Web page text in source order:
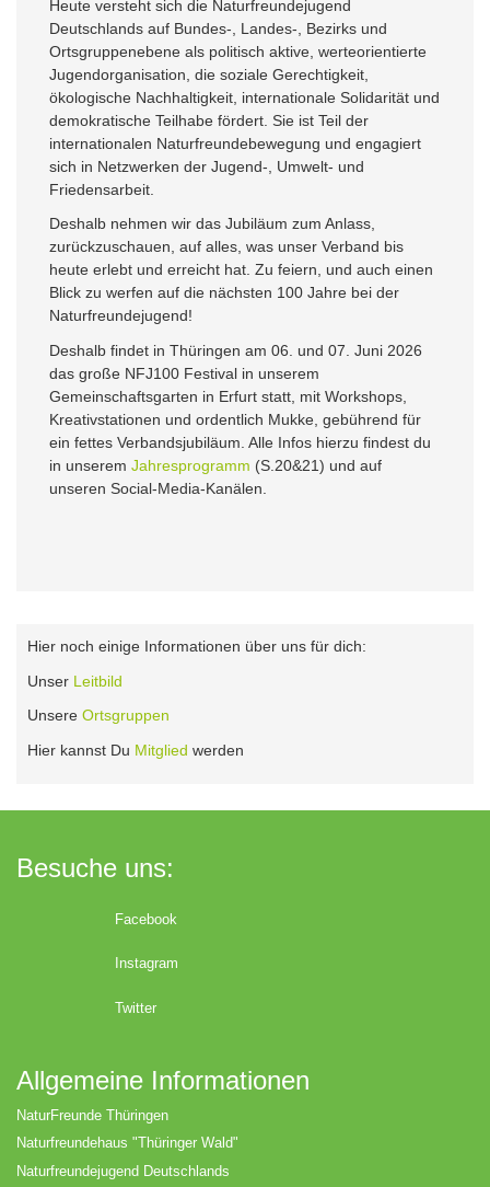
Heute versteht sich die Naturfreundejugend
Deutschlands auf Bundes-, Landes-, Bezirks und
Ortsgruppenebene als politisch aktive, werteorientierte
Jugendorganisation, die soziale Gerechtigkeit,
ökologische Nachhaltigkeit, internationale Solidarität und
demokratische Teilhabe fördert. Sie ist Teil der
internationalen Naturfreundebewegung und engagiert
sich in Netzwerken der Jugend-, Umwelt- und
Friedensarbeit.
Deshalb nehmen wir das Jubiläum zum Anlass,
zurückzuschauen, auf alles, was unser Verband bis
heute erlebt und erreicht hat. Zu feiern, und auch einen
Blick zu werfen auf die nächsten 100 Jahre bei der
Naturfreundejugend!
Deshalb findet in Thüringen am 06. und 07. Juni 2026
das große NFJ100 Festival in unserem
Gemeinschaftsgarten in Erfurt statt, mit Workshops,
Kreativstationen und ordentlich Mukke, gebührend für
ein fettes Verbandsjubiläum. Alle Infos hierzu findest du
in unserem Jahresprogramm (S.20&21) und auf
unseren Social-Media-Kanälen.
Hier noch einige Informationen über uns für dich:
Unser Leitbild
Unsere Ortsgruppen
Hier kannst Du Mitglied werden
Besuche uns:
Facebook
Instagram
Twitter
Allgemeine Informationen
NaturFreunde Thüringen
Naturfreundehaus "Thüringer Wald"
Naturfreundejugend Deutschlands